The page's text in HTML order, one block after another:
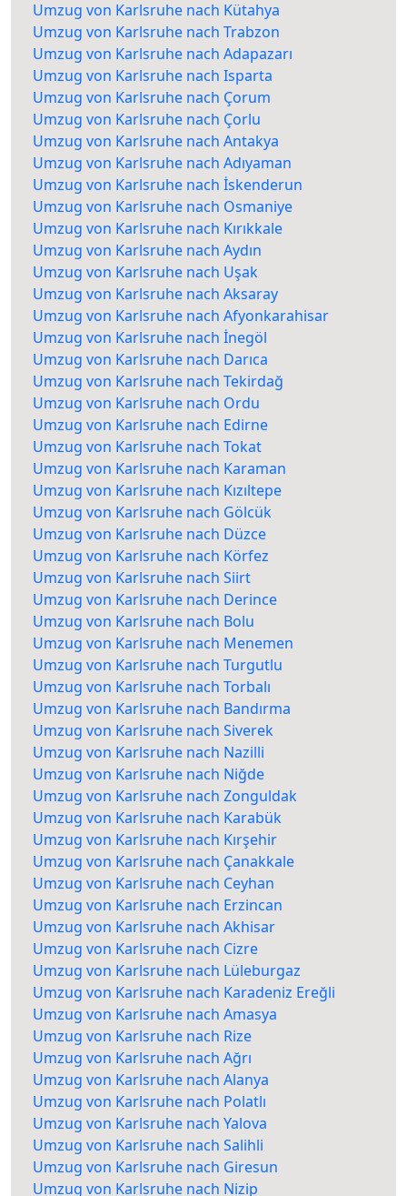
Umzug von Karlsruhe nach Kütahya
Umzug von Karlsruhe nach Trabzon
Umzug von Karlsruhe nach Adapazarı
Umzug von Karlsruhe nach Isparta
Umzug von Karlsruhe nach Çorum
Umzug von Karlsruhe nach Çorlu
Umzug von Karlsruhe nach Antakya
Umzug von Karlsruhe nach Adıyaman
Umzug von Karlsruhe nach İskenderun
Umzug von Karlsruhe nach Osmaniye
Umzug von Karlsruhe nach Kırıkkale
Umzug von Karlsruhe nach Aydın
Umzug von Karlsruhe nach Uşak
Umzug von Karlsruhe nach Aksaray
Umzug von Karlsruhe nach Afyonkarahisar
Umzug von Karlsruhe nach İnegöl
Umzug von Karlsruhe nach Darıca
Umzug von Karlsruhe nach Tekirdağ
Umzug von Karlsruhe nach Ordu
Umzug von Karlsruhe nach Edirne
Umzug von Karlsruhe nach Tokat
Umzug von Karlsruhe nach Karaman
Umzug von Karlsruhe nach Kızıltepe
Umzug von Karlsruhe nach Gölcük
Umzug von Karlsruhe nach Düzce
Umzug von Karlsruhe nach Körfez
Umzug von Karlsruhe nach Siirt
Umzug von Karlsruhe nach Derince
Umzug von Karlsruhe nach Bolu
Umzug von Karlsruhe nach Menemen
Umzug von Karlsruhe nach Turgutlu
Umzug von Karlsruhe nach Torbalı
Umzug von Karlsruhe nach Bandırma
Umzug von Karlsruhe nach Siverek
Umzug von Karlsruhe nach Nazilli
Umzug von Karlsruhe nach Niğde
Umzug von Karlsruhe nach Zonguldak
Umzug von Karlsruhe nach Karabük
Umzug von Karlsruhe nach Kırşehir
Umzug von Karlsruhe nach Çanakkale
Umzug von Karlsruhe nach Ceyhan
Umzug von Karlsruhe nach Erzincan
Umzug von Karlsruhe nach Akhisar
Umzug von Karlsruhe nach Cizre
Umzug von Karlsruhe nach Lüleburgaz
Umzug von Karlsruhe nach Karadeniz Ereğli
Umzug von Karlsruhe nach Amasya
Umzug von Karlsruhe nach Rize
Umzug von Karlsruhe nach Ağrı
Umzug von Karlsruhe nach Alanya
Umzug von Karlsruhe nach Polatlı
Umzug von Karlsruhe nach Yalova
Umzug von Karlsruhe nach Salihli
Umzug von Karlsruhe nach Giresun
Umzug von Karlsruhe nach Nizip